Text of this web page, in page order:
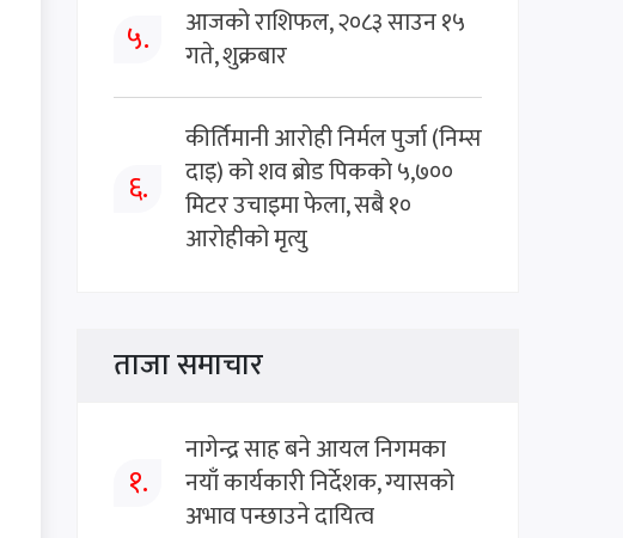
५.
आजको राशिफल, २०८३ साउन १५
गते, शुक्रबार
६.
कीर्तिमानी आरोही निर्मल पुर्जा (निम्स
दाइ) को शव ब्रोड पिकको ५,७००
मिटर उचाइमा फेला, सबै १०
आरोहीको मृत्यु
ताजा समाचार
१.
नागेन्द्र साह बने आयल निगमका
नयाँ कार्यकारी निर्देशक, ग्यासको
अभाव पन्छाउने दायित्व